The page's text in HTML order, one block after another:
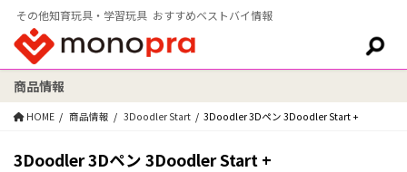
その他知育玩具・学習玩具 おすすめベストバイ情報
検索:
商品情報
HOME 商品情報 3Doodler Start 3Doodler 3Dペン 3Doodler Start +
3Doodler 3Dペン 3Doodler Start +